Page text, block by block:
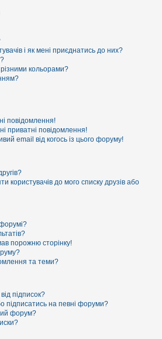
і як мені приєднатись до них?
кольорами?
повідомлення!
приватні повідомлення!
email від когось із цього форуму!
користувачів до мого списку друзів або
порожню сторінку!
та теми?
підписок?
підписатись на певні форуми?
форум?